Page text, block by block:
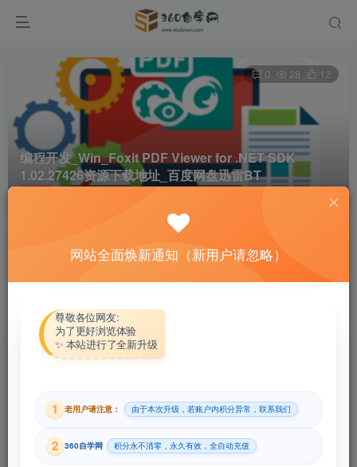
编程开发_Win_Foxit PDF Viewer for .NET SDK
1.02.27426资源下载地址_百度网盘迅雷BT
0 28 12
热心网友 关注
此内容为付费资源，请付费后查看
29积分
付费资源
网站全面焕新通知（新用户请忽略）
尊敬各位网友:
为了更好浏览体验
✨ 本站进行了全新升级
1 老用户请注意： 由于本次升级，若账户内积分异常，联系我们
2 360自学网 积分永不清零，永久有效，全自动充值